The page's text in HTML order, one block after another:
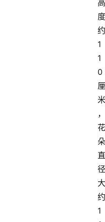
高
度
约
1
1
0
厘
米
，
花
朵
直
径
大
约
1